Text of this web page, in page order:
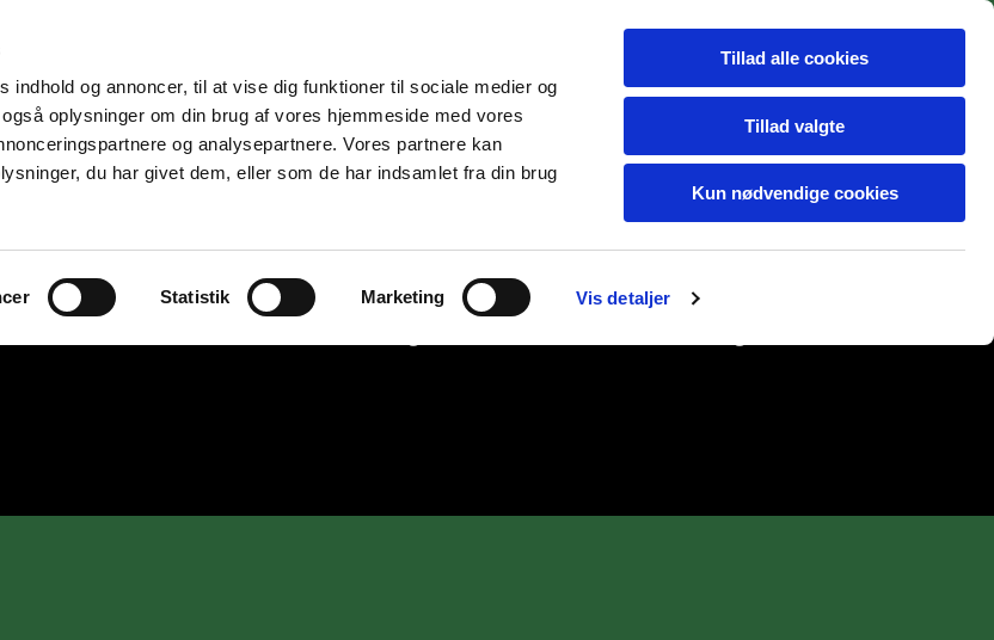
indhold og annoncer, til at vise dig funktioner til sociale medier og
oplysninger om din brug af vores hjemmeside med vores
og analysepartnere. Vores partnere kan
du har givet dem, eller som de har indsamlet fra din brug
Statistik Marketing Vis detaljer
Tillad alle cookies
Tillad valgte
Kun nødvendige cookies